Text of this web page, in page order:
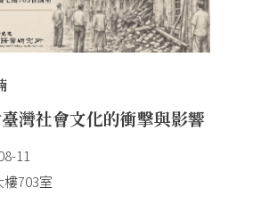
灣社會文化的衝擊與影響
11
703室